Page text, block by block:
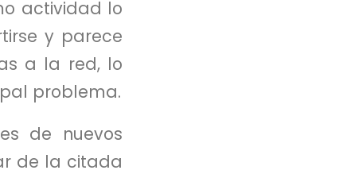
actividad lo
y parece
a la red, lo
problema.
de nuevos
de la citada